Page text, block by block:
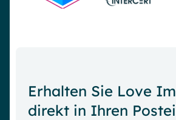
Erhalten Sie Love
direkt in Ihren